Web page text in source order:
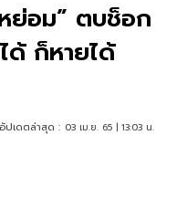
ย่อม” ตบช็อก
ด้ ก็หายได้
อัปเดตล่าสุด : 03 เม.ย. 65 | 13:03 น.